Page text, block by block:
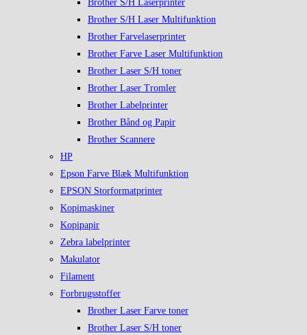
Brother S/H Laserprinter
Brother S/H Laser Multifunktion
Brother Farvelaserprinter
Brother Farve Laser Multifunktion
Brother Laser S/H toner
Brother Laser Tromler
Brother Labelprinter
Brother Bånd og Papir
Brother Scannere
HP
Epson Farve Blæk Multifunktion
EPSON Storformatprinter
Kopimaskiner
Kopipapir
Zebra labelprinter
Makulator
Filament
Forbrugsstoffer
Brother Laser Farve toner
Brother Laser S/H toner